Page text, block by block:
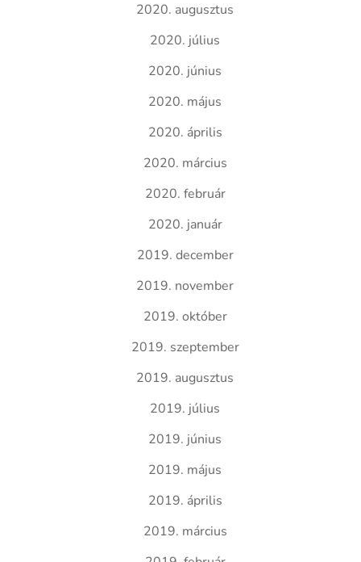
2020. augusztus
2020. július
2020. június
2020. május
2020. április
2020. március
2020. február
2020. január
2019. december
2019. november
2019. október
2019. szeptember
2019. augusztus
2019. július
2019. június
2019. május
2019. április
2019. március